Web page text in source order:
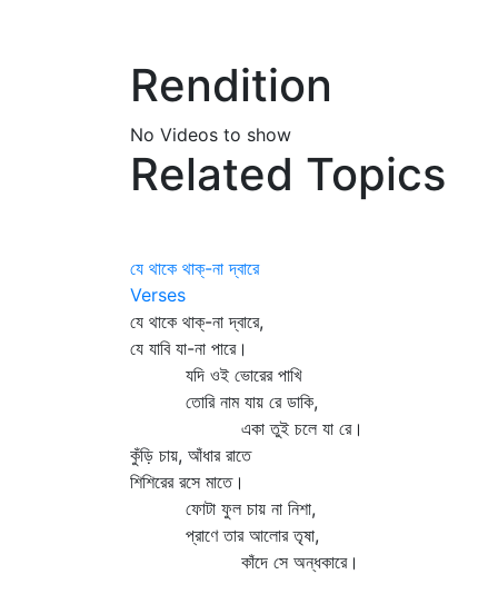
Rendition
No Videos to show
Related Topics
যে থাকে থাক্‌-না দ্বারে
Verses
যে থাকে থাক্‌-না দ্বারে,
যে যাবি যা-না পারে।
যদি ওই ভোরের পাখি
তোরি নাম যায় রে ডাকি,
একা তুই চলে যা রে।
কুঁড়ি চায়, আঁধার রাতে
শিশিরের রসে মাতে।
ফোটা ফুল চায় না নিশা,
প্রাণে তার আলোর তৃষা,
কাঁদে সে অন্ধকারে।